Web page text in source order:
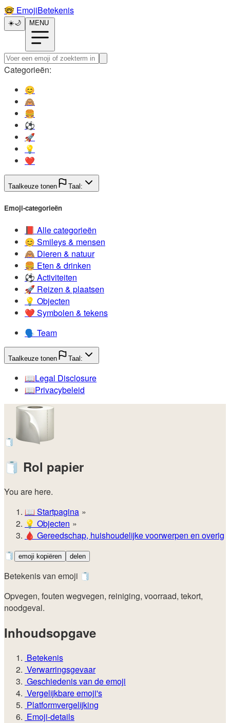
🤓️ EmojiBetekenis
☀️🌙 MENU
Categorieën:
😊️
🙈️
🍔️
⚽️
🚀️
💡️
❤️
Taalkeuze tonen Taal:
Emoji-categorieën
📕️ Alle categorieën
😊️ Smileys & mensen
🙈️ Dieren & natuur
🍔️ Eten & drinken
⚽️ Activiteiten
🚀️ Reizen & plaatsen
💡️ Objecten
❤️ Symbolen & tekens
🗣️ Team
Taalkeuze tonen Taal:
📖️Legal Disclosure
📖️Privacybeleid
🧻
🧻 Rol papier
You are here.
📖 Startpagina
💡️ Objecten
🩸 Gereedschap, huishoudelijke voorwerpen en overig
🧻
emoji kopiëren delen
Betekenis van emoji 🧻
Opvegen, fouten wegvegen, reiniging, voorraad, tekort,
noodgeval.
Inhoudsopgave
Betekenis
Verwarringsgevaar
Geschiedenis van de emoji
Vergelijkbare emoji's
Platformvergelijking
Emoji-details